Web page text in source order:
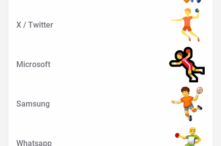
X / Twitter
Microsoft
Samsung
Whatsapp